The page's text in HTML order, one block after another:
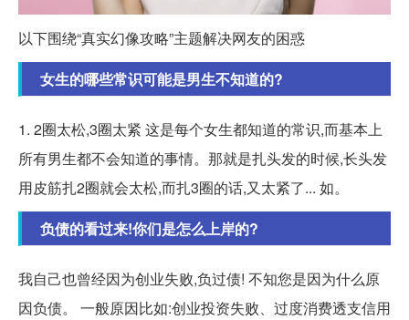
以下围绕“真实幻像攻略”主题解决网友的困惑
女生的哪些常识可能是男生不知道的?
1. 2圈太松,3圈太紧 这是每个女生都知道的常识,而基本上
所有男生都不会知道的事情。那就是扎头发的时候,长头发
用皮筋扎2圈就会太松,而扎3圈的话,又太紧了... 如。
负债的看过来!你们是怎么上岸的?
我自己也曾经因为创业失败,负过债! 不知您是因为什么原
因负债。 一般原因比如:创业投资失败、过度消费透支信用